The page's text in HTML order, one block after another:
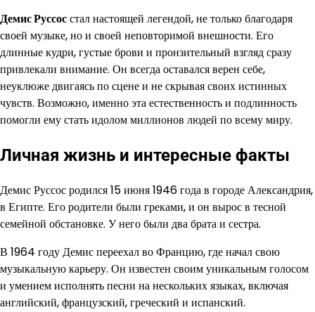
Демис Руссосстал настоящей легендой, не только благодаря
своей музыке, но и своей неповторимой внешности. Его
длинные кудри, густые брови и пронзительный взгляд сразу
привлекали внимание. Он всегда оставался верен себе,
неуклюже двигаясь по сцене и не скрывая своих истинных
чувств. Возможно, именно эта естественность и подлинность
помогли ему стать идолом миллионов людей по всему миру.
Личная жизнь и интересные факты
Демис Руссос родился 15 июня 1946 года в городе Александрия,
в Египте. Его родители были греками, и он вырос в тесной
семейной обстановке. У него были два брата и сестра.
В 1964 году Демис переехал во Францию, где начал свою
музыкальную карьеру. Он известен своим уникальным голосом
и умением исполнять песни на нескольких языках, включая
английский, французский, греческий и испанский.